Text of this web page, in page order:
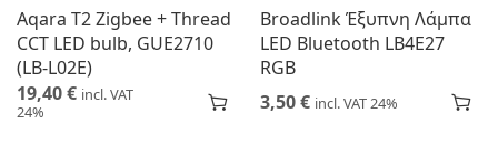
Aqara T2 Zigbee + Thread
CCT LED bulb, GUE2710
(LB-L02E)
19,40€ incl. VAT
24%
Broadlink Έξυπνη Λάμπα
LED Bluetooth LB4E27
RGB
3,50€ incl. VAT 24%